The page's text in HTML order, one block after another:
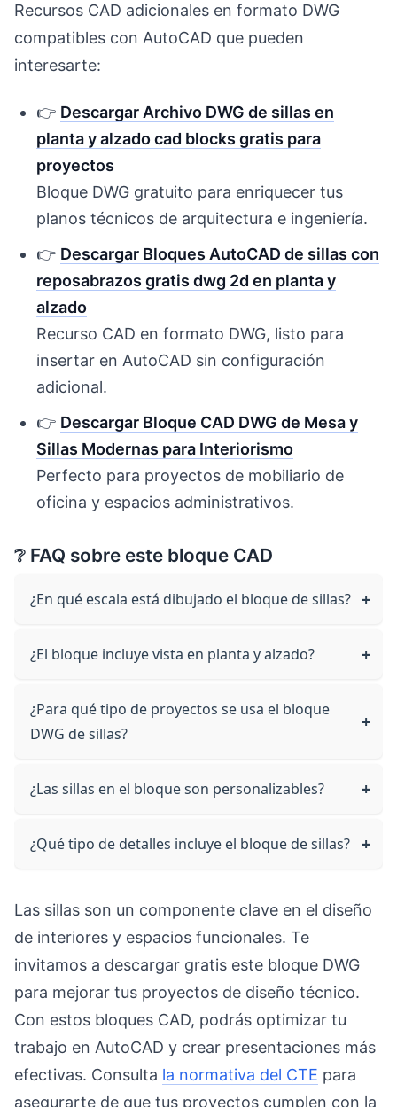
Recursos CAD adicionales en formato DWG
compatibles con AutoCAD que pueden
interesarte:
👉 Descargar Archivo DWG de sillas en
planta y alzado cad blocks gratis para
proyectos
Bloque DWG gratuito para enriquecer tus
planos técnicos de arquitectura e ingeniería.
👉 Descargar Bloques AutoCAD de sillas con
reposabrazos gratis dwg 2d ​en planta y
alzado
Recurso CAD en formato DWG, listo para
insertar en AutoCAD sin configuración
adicional.
👉 Descargar Bloque CAD DWG de Mesa y
Sillas Modernas para Interiorismo
Perfecto para proyectos de mobiliario de
oficina y espacios administrativos.
❔ FAQ sobre este bloque CAD
¿En qué escala está dibujado el bloque de sillas?
¿El bloque incluye vista en planta y alzado?
¿Para qué tipo de proyectos se usa el bloque
DWG de sillas?
¿Las sillas en el bloque son personalizables?
¿Qué tipo de detalles incluye el bloque de sillas?
Las sillas son un componente clave en el diseño
de interiores y espacios funcionales. Te
invitamos a descargar gratis este bloque DWG
para mejorar tus proyectos de diseño técnico.
Con estos bloques CAD, podrás optimizar tu
trabajo en AutoCAD y crear presentaciones más
efectivas. Consulta la normativa del CTE para
asegurarte de que tus proyectos cumplen con la